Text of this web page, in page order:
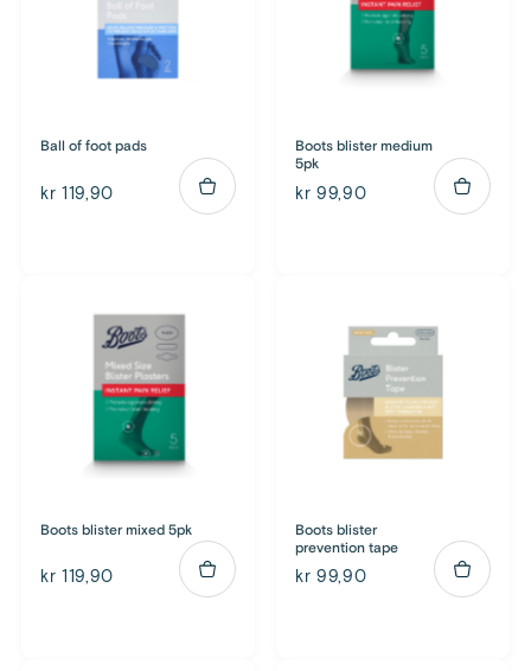
Ball of foot pads
kr 119,90
Boots blister medium
5pk
kr 99,90
Boots blister mixed 5pk
kr 119,90
Boots blister
prevention tape
kr 99,90